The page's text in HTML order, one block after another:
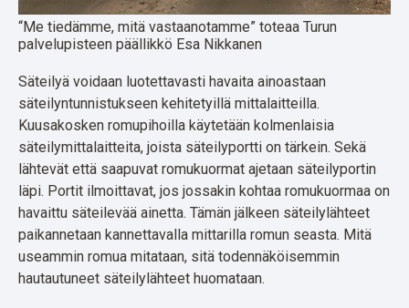
“Me tiedämme, mitä vastaanotamme” toteaa Turun
palvelupisteen päällikkö Esa Nikkanen
Säteilyä voidaan luotettavasti havaita ainoastaan
säteilyntunnistukseen kehitetyillä mittalaitteilla.
Kuusakosken romupihoilla käytetään kolmenlaisia
säteilymittalaitteita, joista säteilyportti on tärkein. Sekä
lähtevät että saapuvat romukuormat ajetaan säteilyportin
läpi. Portit ilmoittavat, jos jossakin kohtaa romukuormaa on
havaittu säteilevää ainetta. Tämän jälkeen säteilylähteet
paikannetaan kannettavalla mittarilla romun seasta. Mitä
useammin romua mitataan, sitä todennäköisemmin
hautautuneet säteilylähteet huomataan.